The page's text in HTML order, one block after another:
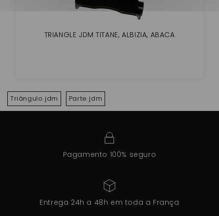
TRIANGLE JDM TITANE, ALBIZIA, ABACA
Triângulo jdm Parte jdm
Pagamento 100% seguro
Entrega 24h a 48h em toda a França